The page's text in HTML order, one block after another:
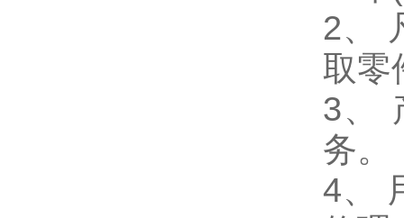
2、
取零
3、
务。
4、